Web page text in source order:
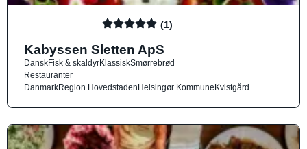
(1)
Kabyssen Sletten ApS
DanskFisk & skaldyrKlassiskSmørrebrød
Restauranter
DanmarkRegion HovedstadenHelsingør KommuneKvistgård